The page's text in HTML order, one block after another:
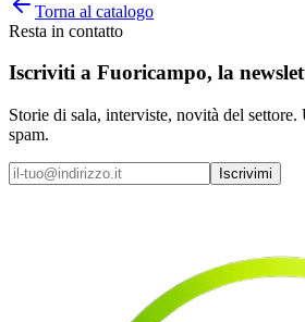
Torna al catalogo
Resta in contatto
Iscriviti a Fuoricampo, la
Storie di sala, interviste, novità del settore.
spam.
Iscrivimi